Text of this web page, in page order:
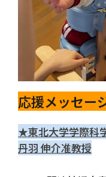
応援メッセー
★東北大学学際科
丹羽 伸介准教授